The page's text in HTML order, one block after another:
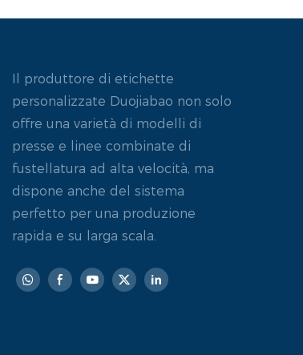
Il produttore di etichette
personalizzate Duojiabao non solo
offre una varietà di modelli di
presse e linee combinate di
fustellatura ad alta velocità, ma
dispone anche del sistema
perfetto per una produzione
rapida e su larga scala.